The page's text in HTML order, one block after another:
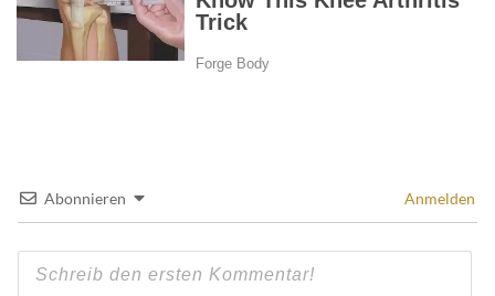
Abonnieren Anmelden